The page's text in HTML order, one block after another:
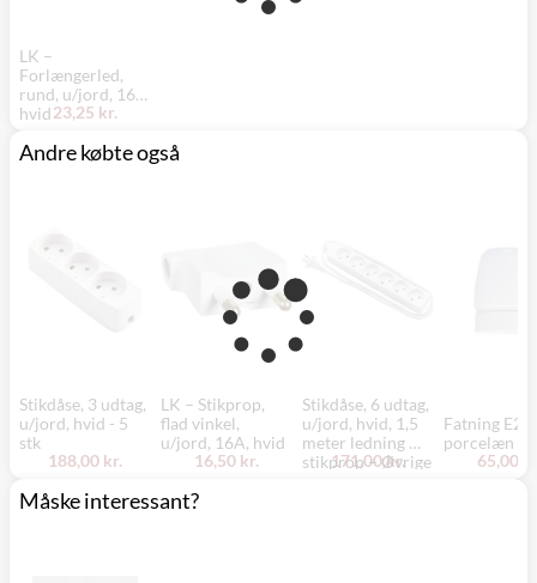
LK –
Forlængerled,
rund, u/jord, 16A,
hvid23,25 kr.
Andre købte også
Stikdåse, 3 udtag,
u/jord, hvid - 5
stk
188,00 kr.
LK – Stikprop,
flad vinkel,
u/jord, 16A, hvid
16,50 kr.
Stikdåse, 6 udtag,
u/jord, hvid, 1,5
meter ledning m.
stikprop – Øvrige
171,00 kr.
Fatning E27
porcelæn
65,00
Måske interessant?